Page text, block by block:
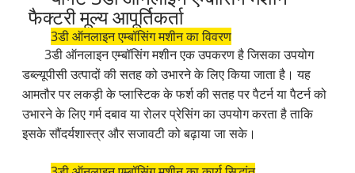
फैक्टरी मूल्य आपूर्तिकर्ता
3डी ऑनलाइन एम्बॉसिंग मशीन का विवरण
3डी ऑनलाइन एम्बॉसिंग मशीन एक उपकरण है जिसका उपयोग
डब्ल्यूपीसी उत्पादों की सतह को उभारने के लिए किया जाता है। यह
आमतौर पर लकड़ी के प्लास्टिक के फर्श की सतह पर पैटर्न या पैटर्न को
उभारने के लिए गर्म दबाव या रोलर प्रेसिंग का उपयोग करता है ताकि
इसके सौंदर्यशास्त्र और सजावटी को बढ़ाया जा सके।